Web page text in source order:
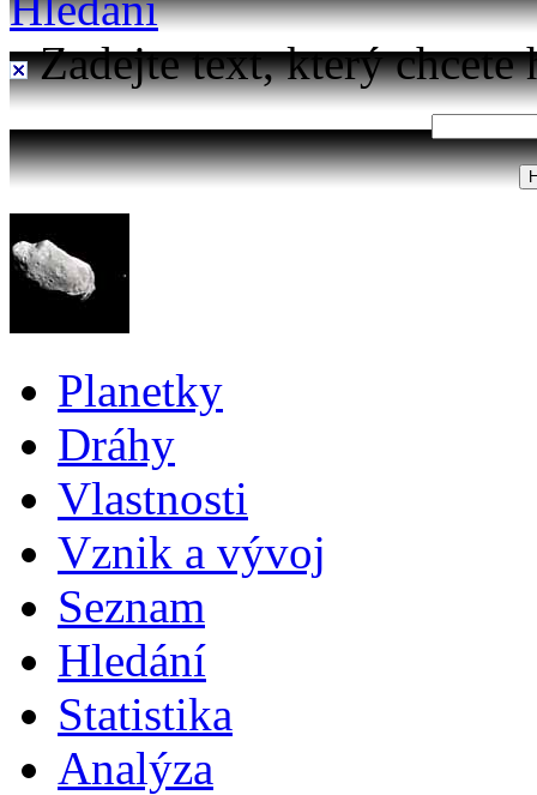
Zadejte text, který chcete
Planetky
Dráhy
Vlastnosti
Vznik a vývoj
Seznam
Hledání
Statistika
Analýza